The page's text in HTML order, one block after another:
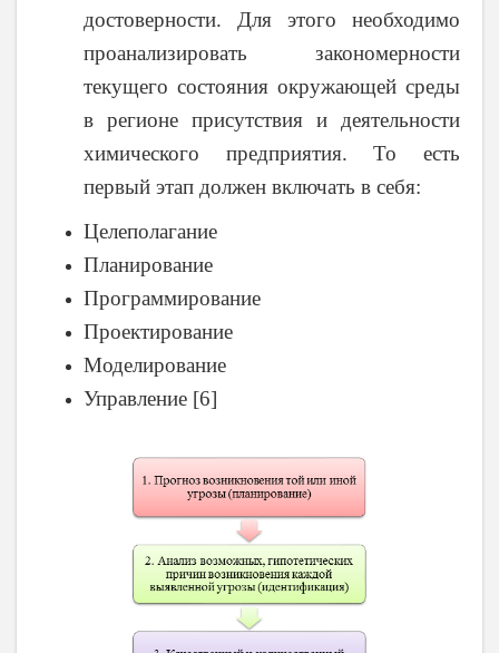
достоверности. Для этого необходимо
проанализировать закономерности
текущего состояния окружающей среды
в регионе присутствия и деятельности
химического предприятия. То есть
первый этап должен включать в себя:
Целеполагание
Планирование
Программирование
Проектирование
Моделирование
Управление [6]